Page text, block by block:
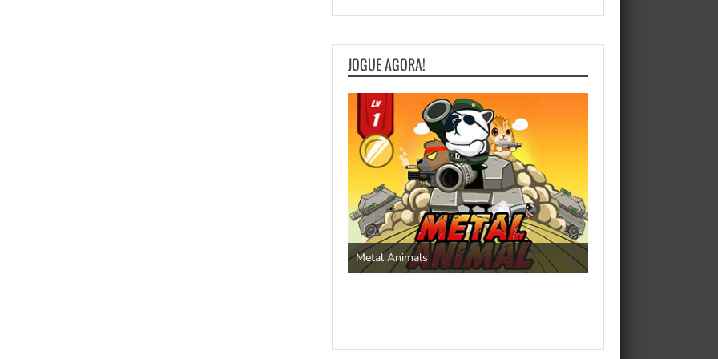
JOGUE AGORA!
Metal Animals